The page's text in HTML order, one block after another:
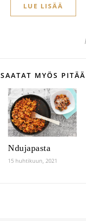
LUE LISÄÄ
SAATAT MYÖS PITÄÄ
Ndujapasta
15 huhtikuun, 2021